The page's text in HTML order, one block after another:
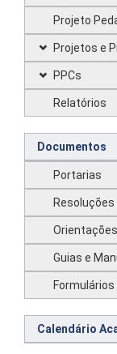
Projeto
Projetos e
PPCs
Relatórios
Documentos
Portarias
Resoluções
Guias e
Calendário